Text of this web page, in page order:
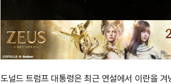
도널드 트럼프 대통령은 최근 연설에서 이란을